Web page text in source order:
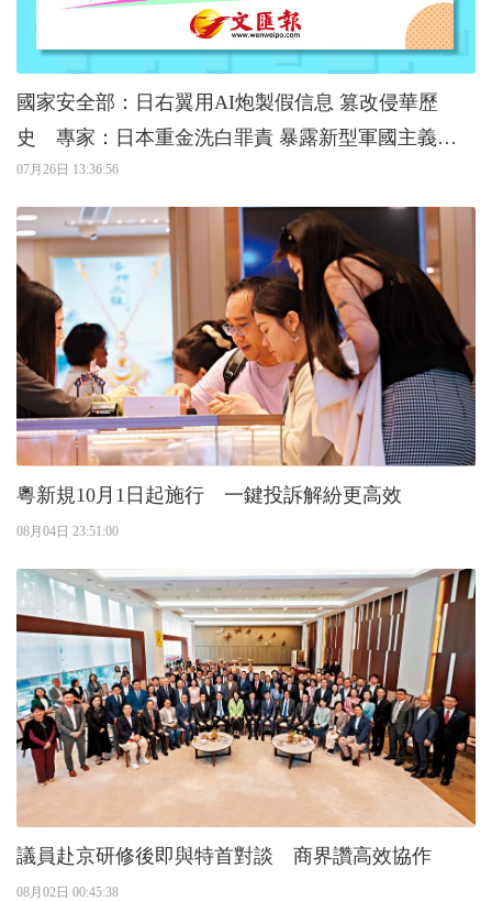
國家安全部：日右翼用AI炮製假信息 篡改侵華歷
史 專家：日本重金洗白罪責 暴露新型軍國主義擴
張野心
07月26日 13:36:56
粵新規10月1日起施行 一鍵投訴解紛更高效
08月04日 23:51:00
議員赴京研修後即與特首對談 商界讚高效協作
08月02日 00:45:38